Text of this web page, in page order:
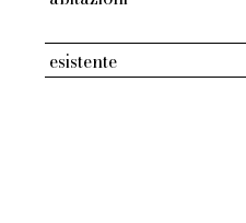
esistente